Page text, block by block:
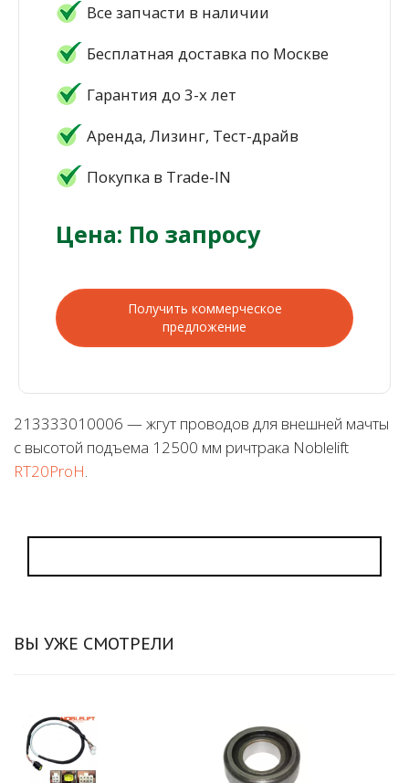
Все запчасти в наличии
Бесплатная доставка по Москве
Гарантия до 3-х лет
Аренда, Лизинг, Тест-драйв
Покупка в Trade-IN
Цена: По запросу
Получить коммерческое
предложение
213333010006 — жгут проводов для внешней мачты
с высотой подъема 12500 мм ричтрака Noblelift
RT20ProH.
ВЫ УЖЕ СМОТРЕЛИ